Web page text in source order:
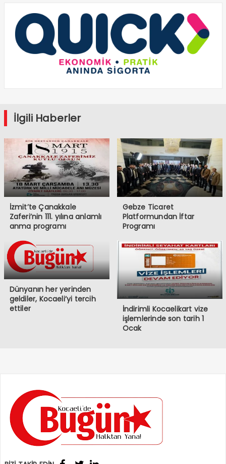
İlgili Haberler
İzmit’te Çanakkale
Zaferi’nin 111. yılına anlamlı
anma programı
Gebze Ticaret
Platformundan İftar
Programı
Dünyanın her yerinden
geldiler, Kocaeli’yi tercih
ettiler
İndirimli Kocaelikart vize
işlemlerinde son tarih 1
Ocak